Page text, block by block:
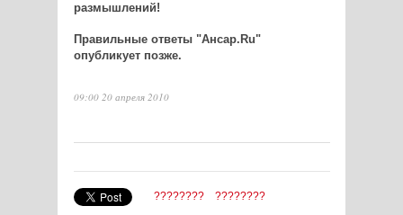
размышлений!
Правильные ответы "Ансар.Ru"
опубликует позже.
09:00 20 апреля 2010
???????? ????????